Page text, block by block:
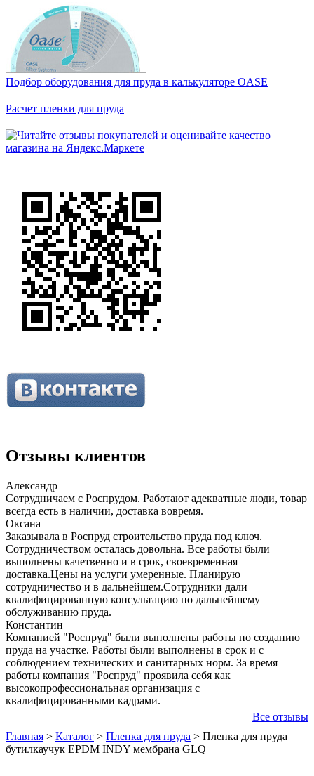
Подбор оборудования для пруда в калькуляторе OASE
Расчет пленки для пруда
Отзывы клиентов
Александр
Сотрудничаем с Роспрудом. Работают адекватные люди, товар
всегда есть в наличии, доставка вовремя.
Оксана
Заказывала в Роспруд строительство пруда под ключ.
Сотрудничеством осталась довольна. Все работы были
выполнены качетвенно и в срок, своевременная
доставка.Цены на услуги умеренные. Планирую
сотрудничество и в дальнейшем.Сотрудники дали
квалифицированную консультацию по дальнейшему
обслуживанию пруда.
Константин
Компанией "Роспруд" были выполнены работы по созданию
пруда на участке. Работы были выполнены в срок и с
соблюдением технических и санитарных норм. За время
работы компания "Роспруд" проявила себя как
высокопрофессиональная организация с
квалифицированными кадрами.
Все отзывы
Главная > Каталог > Пленка для пруда > Пленка для пруда
бутилкаучук EPDM INDY мембрана GLQ